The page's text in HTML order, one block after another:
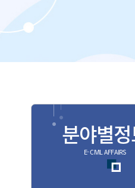
전자민원
분야별
E- CIVIL AFFAIRS